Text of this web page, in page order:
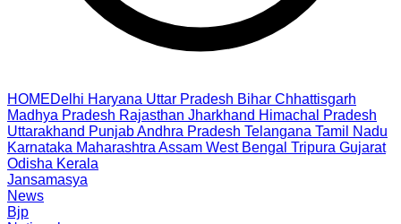
HOMEDelhi Haryana Uttar Pradesh Bihar Chhattisgarh
Madhya Pradesh Rajasthan Jharkhand Himachal Pradesh
Uttarakhand PunjabAndhra Pradesh Telangana Tamil Nadu
Karnataka Maharashtra Assam West Bengal Tripura Gujarat
Odisha Kerala
Jansamasya
News
Bjp